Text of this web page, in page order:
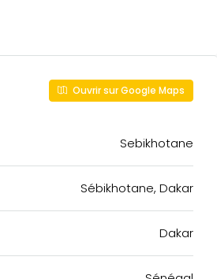
Ouvrir sur Google Maps
Sebikhotane
Sébikhotane, Dakar
Dakar